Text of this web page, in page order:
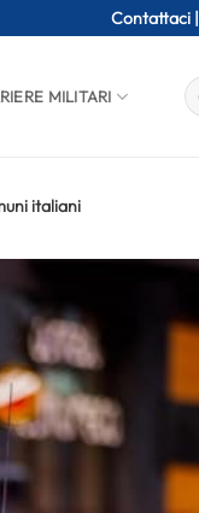
Contattaci |
MILITARI
italiani